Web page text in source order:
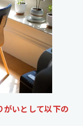
がいとして以下の